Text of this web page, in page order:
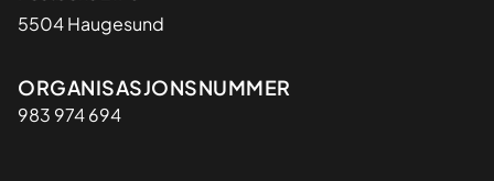
5504 Haugesund
Organisasjon
ORGANISASJONSNUMMER
983 974 694